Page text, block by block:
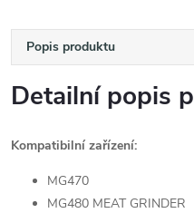
Popis produktu
Detailní popis
Kompatibilní zařízení:
MG470
MG480 MEAT GRINDER